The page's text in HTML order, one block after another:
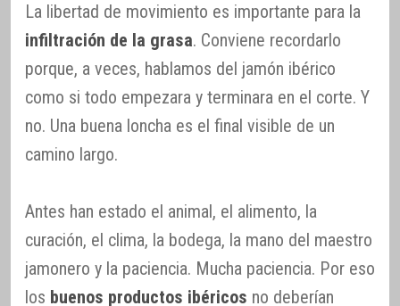
La libertad de movimiento es importante para la
infiltración de la grasa. Conviene recordarlo
porque, a veces, hablamos del jamón ibérico
como si todo empezara y terminara en el corte. Y
no. Una buena loncha es el final visible de un
camino largo.
Antes han estado el animal, el alimento, la
curación, el clima, la bodega, la mano del maestro
jamonero y la paciencia. Mucha paciencia. Por eso
los buenos productos ibéricos no deberían